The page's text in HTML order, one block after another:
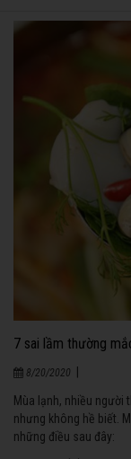
7 sai lầm thường
8/20/2020
Mùa lạnh, nhiều người
nhưng không hề biết.
những điều sau đây: